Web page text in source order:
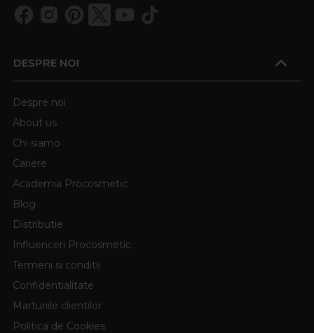
DESPRE NOI
Despre noi
About us
Chi siamo
Cariere
Academia Procosmetic
Blog
Distributie
Influenceri Procosmetic
Termeni si conditii
Confidentialitate
Marturiile clientilor
Politica de Cookies